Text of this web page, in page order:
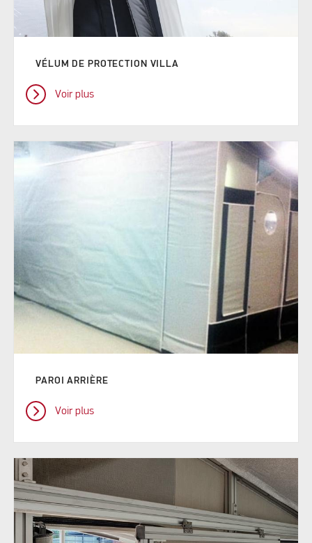
VÉLUM DE PROTECTION VILLA
Voir plus
PAROI ARRIÈRE
Voir plus